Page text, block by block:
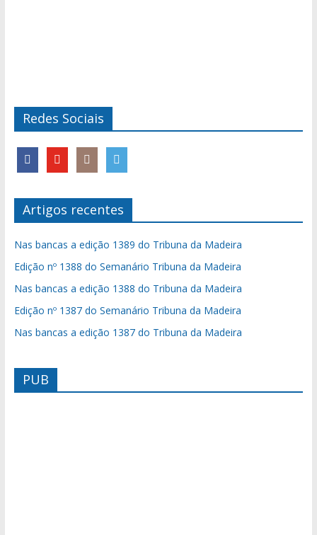
Redes Sociais
Artigos recentes
Nas bancas a edição 1389 do Tribuna da Madeira
Edição nº 1388 do Semanário Tribuna da Madeira
Nas bancas a edição 1388 do Tribuna da Madeira
Edição nº 1387 do Semanário Tribuna da Madeira
Nas bancas a edição 1387 do Tribuna da Madeira
PUB